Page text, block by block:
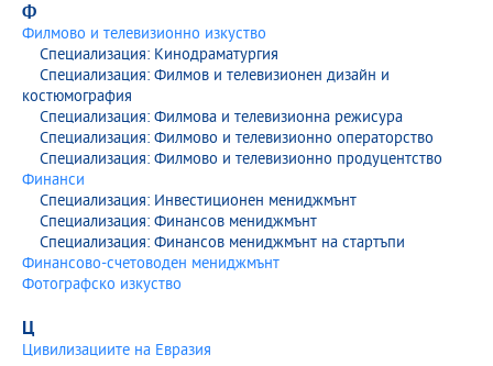
Ф
Филмово и телевизионно изкуство
Специализация: Кинодраматургия
Специализация: Филмов и телевизионен дизайн и
костюмография
Специализация: Филмова и телевизионна режисура
Специализация: Филмово и телевизионно операторство
Специализация: Филмово и телевизионно продуцентство
Финанси
Специализация: Инвестиционен мениджмънт
Специализация: Финансов мениджмънт
Специализация: Финансов мениджмънт на стартъпи
Финансово-счетоводен мениджмънт
Фотографско изкуство
Ц
Цивилизациите на Евразия